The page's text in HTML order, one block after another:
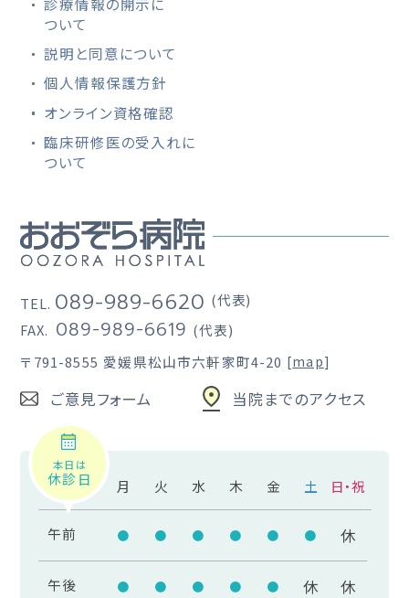
ついて
説明と同意について
個人情報保護方針
オンライン資格確認
臨床研修医の受入れに
ついて
TEL. 089-989-6620 (代表)
FAX. 089-989-6619 (代表)
〒791-8555 愛媛県松山市六軒家町4-20 [map]
ご意見フォーム 当院までのアクセス
本日は
休診日 月 火 水 木 金 土 日・祝
午前 ● ● ● ● ● ● 休
午後 ● ● ● ● ● 休 休